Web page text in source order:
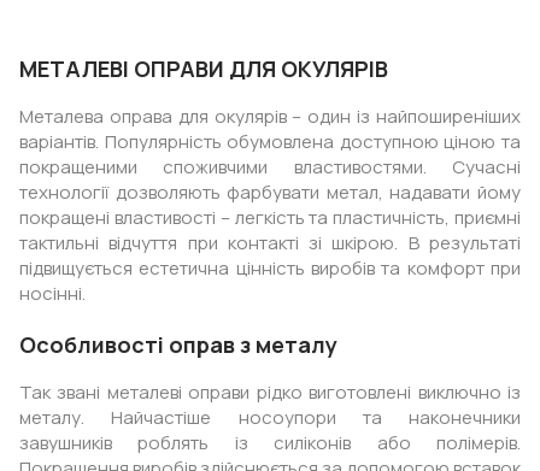
МЕТАЛЕВІ ОПРАВИ ДЛЯ ОКУЛЯРІВ
Металева оправа для окулярів – один із найпоширеніших
варіантів. Популярність обумовлена доступною ціною та
покращеними споживчими властивостями. Сучасні
технології дозволяють фарбувати метал, надавати йому
покращені властивості – легкість та пластичність, приємні
тактильні відчуття при контакті зі шкірою. В результаті
підвищується естетична цінність виробів та комфорт при
носінні.
Особливості оправ з металу
Так звані металеві оправи рідко виготовлені виключно із
металу. Найчастіше носоупори та наконечники
завушників роблять із силіконів або полімерів.